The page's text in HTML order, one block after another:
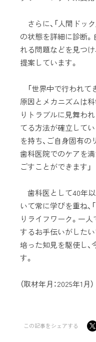
さらに、「人間ドッ
の状態を詳細に診断
れる問題などを見つ
提案しています。
「世界中で行われて
原因とメカニズムは
りトラブルに見舞わ
てる方法が確立して
を持ち、ご自身固有の
歯科医院でのケアを
ごすことができます」
歯科医として40年
いて常に学びを重ね、
りライフワーク。一
するお手伝いがしたい
培った知見を駆使し
す。
（取材年月：2025年1月）
この記事をシェアする